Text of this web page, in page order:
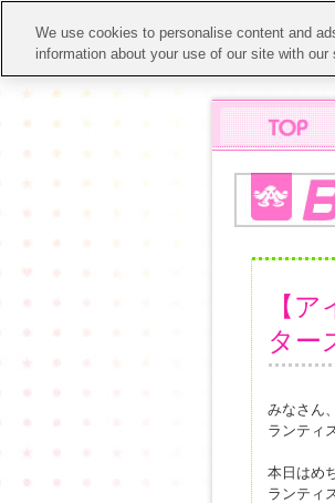
【
ター
みなさん
ランティ
本日はめ
ランティ
We use cookies to personalise content and
information about your use of our site with